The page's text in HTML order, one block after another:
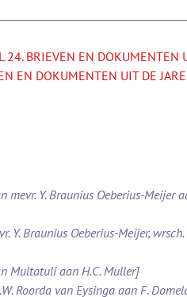
24. BRIEVEN EN DOKUMENTEN
EN DOKUMENTEN UIT DE
Y. Braunius Oeberius-Meijer
Y. Braunius Oeberius-Meijer, wrsch.
Multatuli aan H.C. Muller]
Roorda van Eysinga aan F.